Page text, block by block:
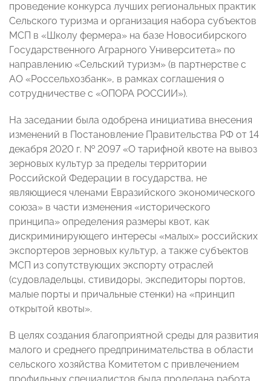
проведение конкурса лучших региональных практик
Сельского туризма и организация набора субъектов
МСП в «Школу фермера» на базе Новосибирского
Государственного Аграрного Университета» по
направлению «Сельский туризм» (в партнерстве с
АО «Россельхозбанк», в рамках соглашения о
сотрудничестве с «ОПОРА РОССИИ»).
На заседании была одобрена инициатива внесения
изменений в Постановление Правительства РФ от 14
декабря 2020 г. № 2097 «О тарифной квоте на вывоз
зерновых культур за пределы территории
Российской Федерации в государства, не
являющиеся членами Евразийского экономического
союза» в части изменения «исторического
принципа» определения размеры квот, как
дискриминирующего интересы «малых» российских
экспортеров зерновых культур, а также субъектов
МСП из сопутствующих экспорту отраслей
(судовладельцы, стивидоры, экспедиторы портов,
малые порты и причальные стенки) на «принцип
открытой квоты».
В целях создания благоприятной среды для развития
малого и среднего предпринимательства в области
сельского хозяйства Комитетом с привлечением